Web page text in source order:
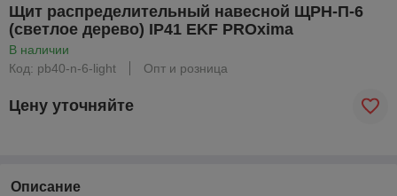
Щит распределительный навесной ЩРН-П-6
(светлое дерево) IP41 EKF PROxima
В наличии
Код: pb40-n-6-light
Опт и розница
Цену уточняйте
Описание